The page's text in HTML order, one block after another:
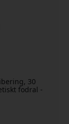
30
fodral -